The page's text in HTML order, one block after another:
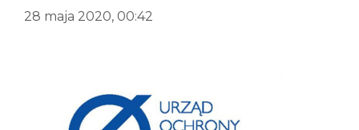
28 maja 2020, 00:42